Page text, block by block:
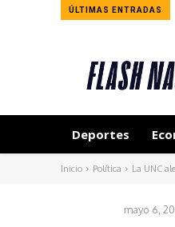
ÚLTIMAS ENTRADAS
Deportes
Inicio Política La UNC
mayo 6,